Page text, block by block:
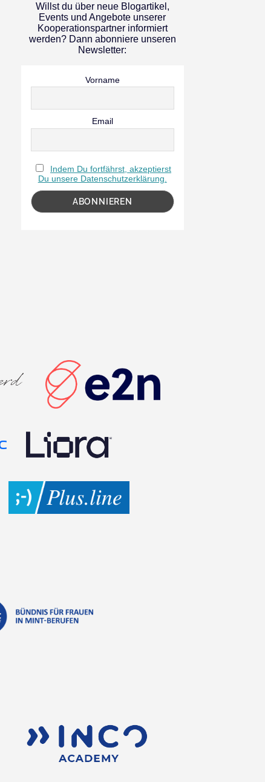
Willst du über neue Blogartikel,
Events und Angebote unserer
Kooperationspartner informiert
werden? Dann abonniere unseren
Newsletter:
Vorname
Email
Indem Du fortfährst, akzeptierst
Du unsere Datenschutzerklärung.